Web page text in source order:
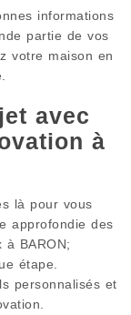
informations
partie de vos
votre maison en
avec
à
là pour vous
approfondie des
BARON;
étape.
personnalisés et